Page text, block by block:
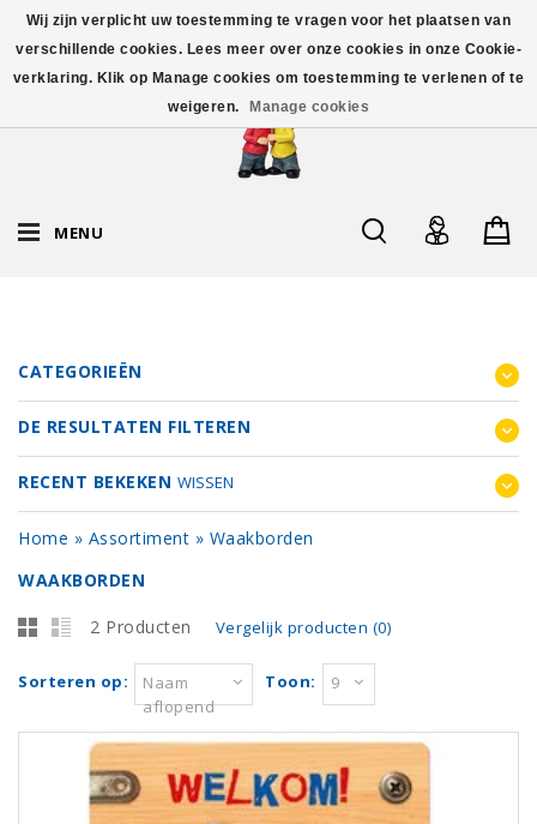
MENU
CATEGORIEËN
DE RESULTATEN FILTEREN
RECENT BEKEKEN WISSEN
Home » Assortiment » Waakborden
WAAKBORDEN
2 Producten Vergelijk producten (0)
Sorteren op:
Naam
aflopend
Toon: 9
Wij zijn verplicht uw toestemming te vragen voor het plaatsen van
verschillende cookies. Lees meer over onze cookies in onze Cookie-
verklaring. Klik op Manage cookies om toestemming te verlenen of te
weigeren.
Manage cookies